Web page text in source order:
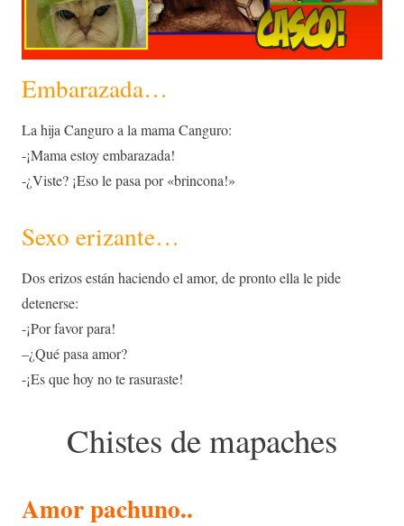
Embarazada…
La hija Canguro a la mama Canguro:
-¡Mama estoy embarazada!
-¿Viste? ¡Eso le pasa por «brincona!»
Sexo erizante…
Dos erizos están haciendo el amor, de pronto ella le pide
detenerse:
-¡Por favor para!
–¿Qué pasa amor?
-¡Es que hoy no te rasuraste!
Chistes de mapaches
Amor pachuno..